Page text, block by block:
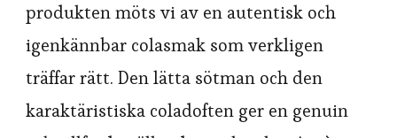
produkten möts vi av en autentisk och
igenkännbar colasmak som verkligen
träffar rätt. Den lätta sötman och den
karaktäristiska coladoften ger en genuin